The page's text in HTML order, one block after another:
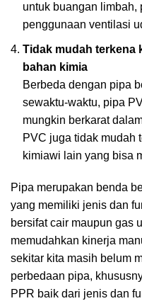
untuk buangan limbah,
penggunaan ventilasi
Tidak mudah terkena
bahan kimia
Berbeda dengan pipa
sewaktu-waktu, pipa
mungkin berkarat
PVC juga tidak mudah
kimiawi lain yang bisa
Pipa merupakan benda
yang memiliki jenis dan
bersifat cair maupun gas
memudahkan kinerja
sekitar kita masih belum
perbedaan pipa,
PPR baik dari jenis dan